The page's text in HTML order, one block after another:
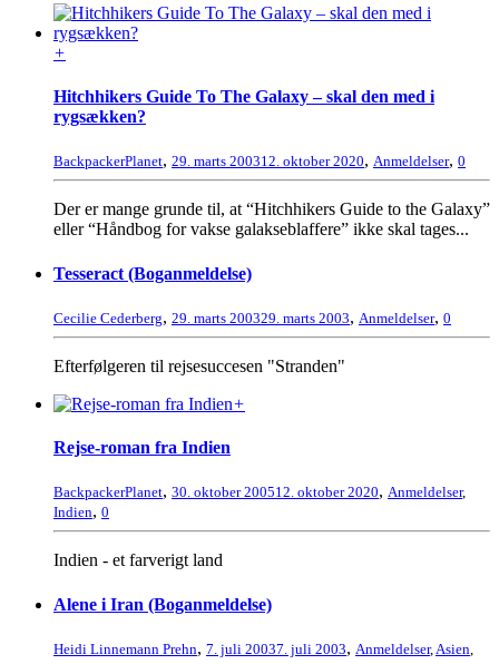
+
Hitchhikers Guide To The Galaxy – skal den med i
rygsækken?
BackpackerPlanet, 29. marts 200312. oktober 2020, Anmeldelser, 0
Der er mange grunde til, at “Hitchhikers Guide to the Galaxy”
eller “Håndbog for vakse galakseblaffere” ikke skal tages...
Tesseract (Boganmeldelse)
Cecilie Cederberg, 29. marts 200329. marts 2003, Anmeldelser, 0
Efterfølgeren til rejsesuccesen "Stranden"
+
Rejse-roman fra Indien
BackpackerPlanet, 30. oktober 200512. oktober 2020, Anmeldelser,
Indien, 0
Indien - et farverigt land
Alene i Iran (Boganmeldelse)
Heidi Linnemann Prehn, 7. juli 20037. juli 2003, Anmeldelser,Asien,